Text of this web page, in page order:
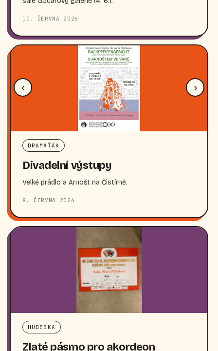
10. ČERVNA 2026
‹ ›
DRAMAŤÁK
Divadelní výstupy
Velké prádlo a Arnošt na Čistírně.
8. ČERVNA 2026
HUDEBKA
Zlaté pásmo pro akordeon